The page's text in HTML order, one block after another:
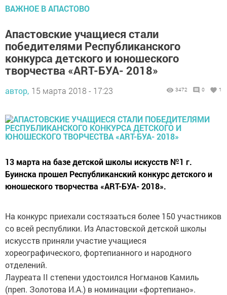
ВАЖНОЕ В АПАСТОВО
Апастовские учащиеся стали
победителями Республиканского
конкурса детского и юношеского
творчества «ART-БУА- 2018»
автор, 15 марта 2018 - 17:23 3472 0 1
13 марта на базе детской школы искусств №1 г.
Буинска прошел Республиканский конкурс детского и
юношеского творчества «ART-БУА- 2018».
На конкурс приехали состязаться более 150 участников
со всей республики. Из Апастовской детской школы
искусств приняли участие учащиеся
хореографического, фортепианного и народного
отделений.
Лауреата II степени удостоился Ногманов Камиль
(преп. Золотова И.А.) в номинации «фортепиано».